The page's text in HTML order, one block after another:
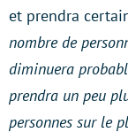
et prendra
nombre de
diminuera
prendra un peu
personnes sur le